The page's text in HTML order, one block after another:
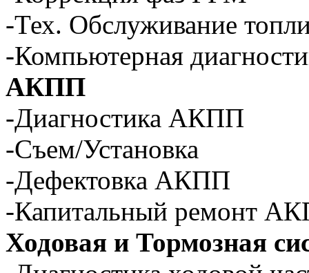
-Тех. Обслуживание
-Компьютерная
АКПП
-Диагностика АКПП
-Съем/Установка
-Дефектовка АКПП
-Капитальный ремонт
Ходовая и Тормозная